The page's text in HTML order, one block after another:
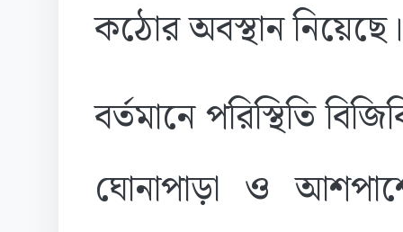
কঠোর অবস্থান নিয়েছে।
বর্তমানে পরিস্থিতি
ঘোনাপাড়া ও